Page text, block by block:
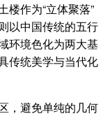
楼作为“立体聚落”
以中国传统的五行
环境色化为两大基
传统美学与当代化
，避免单纯的几何